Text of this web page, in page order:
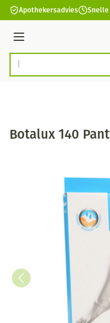
Ga naar de inhoud
Apothekersadvies Snelle
Menu
Product, merk,
Botalux 140